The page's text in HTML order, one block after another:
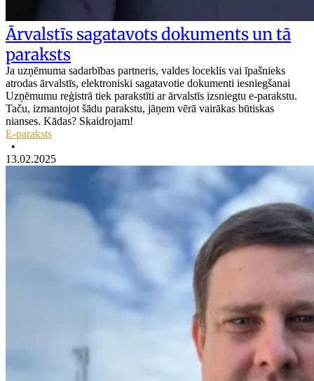
Ārvalstīs sagatavots dokuments un tā
paraksts
Ja uzņēmuma sadarbības partneris, valdes loceklis vai īpašnieks
atrodas ārvalstīs, elektroniski sagatavotie dokumenti iesniegšanai
Uzņēmumu reģistrā tiek parakstīti ar ārvalstīs izsniegtu e-parakstu.
Taču, izmantojot šādu parakstu, jāņem vērā vairākas būtiskas
nianses. Kādas? Skaidrojam!
E-paraksts
•
13.02.2025